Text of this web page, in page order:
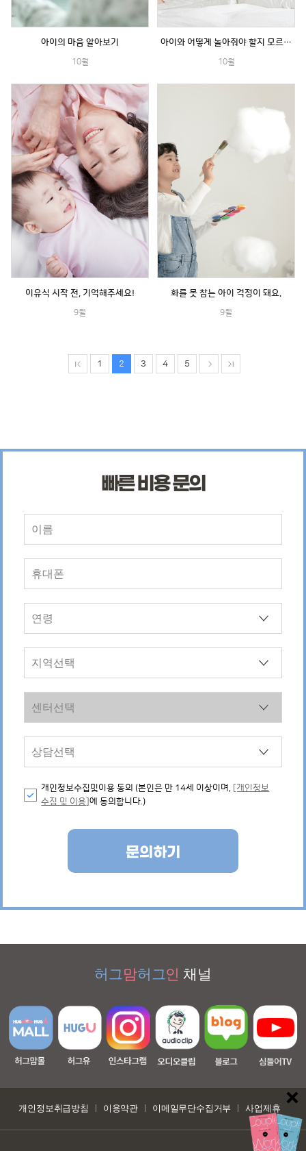
아이의 마음 알아보기
10월
아이와 어떻게 놀아줘야 할지 모르겠어요.
10월
이유식 시작 전, 기억해주세요!
9월
화를 못 참는 아이 걱정이 돼요.
9월
1 2 3 4 5
빠른 비용 문의
개인정보수집및이용 동의 (본인은 만 14세 이상이며,
[개인정보
수집 및 이용]에 동의합니다.)
문의하기
허그맘허그인 채널
개인정보취급방침 이용약관 이메일무단수집거부 사업제휴